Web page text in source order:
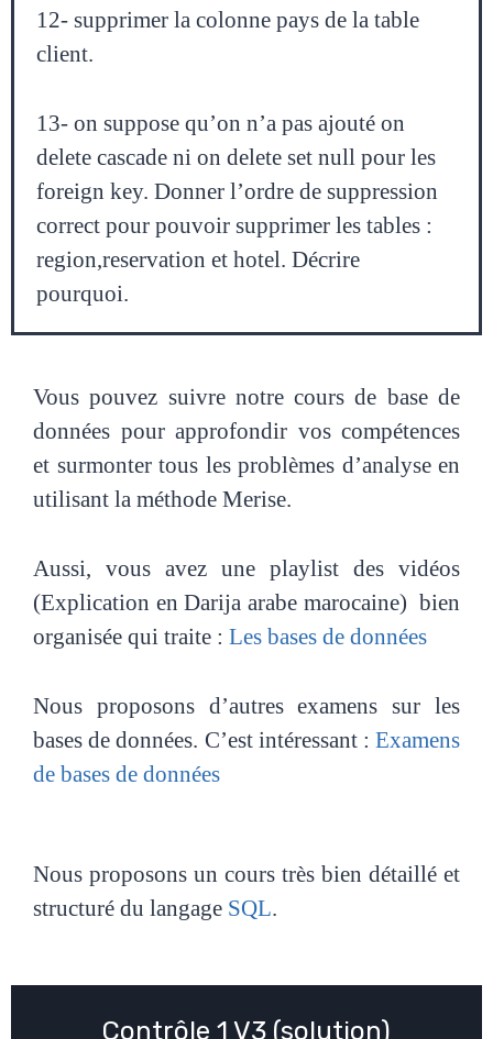
12- supprimer la colonne pays de la table
client.
13- on suppose qu’on n’a pas ajouté on
delete cascade ni on delete set null pour les
foreign key. Donner l’ordre de suppression
correct pour pouvoir supprimer les tables :
region,reservation et hotel. Décrire
pourquoi.
Vous pouvez suivre notre cours de base de
données pour approfondir vos compétences
et surmonter tous les problèmes d’analyse en
utilisant la méthode Merise.
Aussi, vous avez une playlist des vidéos
(Explication en Darija arabe marocaine) bien
organisée qui traite : Les bases de données
Nous proposons d’autres examens sur les
bases de données. C’est intéressant : Examens
de bases de données
Nous proposons un cours très bien détaillé et
structuré du langage SQL.
Contrôle 1 V3 (solution)